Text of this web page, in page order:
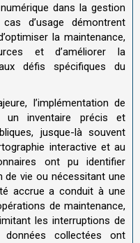
dans la gestion
d’usage démontrent
la maintenance,
et d’améliorer la
défis spécifiques du
l’implémentation de
un inventaire précis et
jusque-là souvent
interactive et au
ont pu identifier
de vie ou nécessitant une
accrue a conduit à une
de maintenance,
les interruptions de
collectées ont